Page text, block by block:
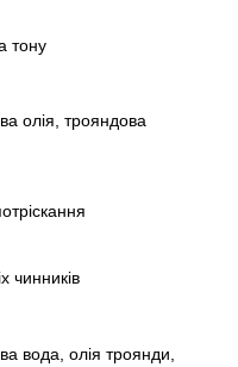
тону
олія, трояндова
чинників
вода, олія троянди,